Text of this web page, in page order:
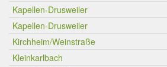
Kapellen-Drusweiler
Kapellen-Drusweiler
Kirchheim/Weinstraße
Kleinkarlbach